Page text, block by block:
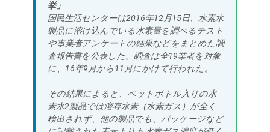
挙」
国民生活センターは2016年12月15日、水素水
製品に溶け込んでいる水素量を調べるテスト
や事業者アンケートの結果などをまとめた調
査報告書を公表した。調査は全19業者を対象
に、16年9月から11月にかけて行われた。
その結果によると、ペットボトル入りの水
素水2製品では溶存水素（水素ガス）が全く
検出されず、他の製品でも、パッケージなど